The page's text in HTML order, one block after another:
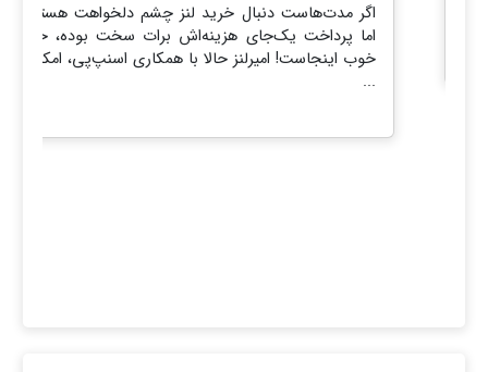
اگر مدت‌هاست دنبال خرید لنز چشم دلخواهت هستی
اما پرداخت یک‌جای هزینه‌اش برات سخت بوده، خبر
خوب اینجاست! امیرلنز حالا با همکاری اسنپ‌پی، امکان